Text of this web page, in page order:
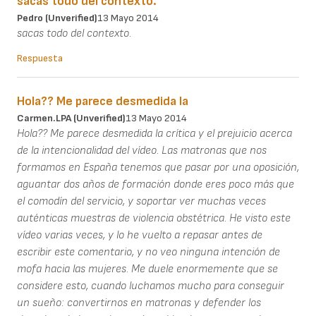
Pedro (unverified)13 Mayo 2014
sacas todo del contexto.
Respuesta
Hola?? Me parece desmedida la
Carmen.LPA (unverified)13 Mayo 2014
Hola?? Me parece desmedida la crítica y el prejuicio acerca
de la intencionalidad del vídeo. Las matronas que nos
formamos en España tenemos que pasar por una oposición,
aguantar dos años de formación donde eres poco más que
el comodín del servicio, y soportar ver muchas veces
auténticas muestras de violencia obstétrica. He visto este
vídeo varias veces, y lo he vuelto a repasar antes de
escribir este comentario, y no veo ninguna intención de
mofa hacia las mujeres. Me duele enormemente que se
considere esto, cuando luchamos mucho para conseguir
un sueño: convertirnos en matronas y defender los